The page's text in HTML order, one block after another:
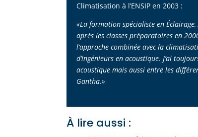
Climatisation à l’ENSIP en 2003 :
«La formation spécialiste en
après les classes préparatoires en
l’approche combinée avec la
d’ingénieurs en acoustique. J’ai
acoustique mais aussi entre les
Gantha.»
À lire aussi :